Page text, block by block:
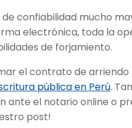
confiabilidad mucho
electrónica, toda la
de forjamiento.
el contrato de
pública en Perú.
ante el notario online o
post!